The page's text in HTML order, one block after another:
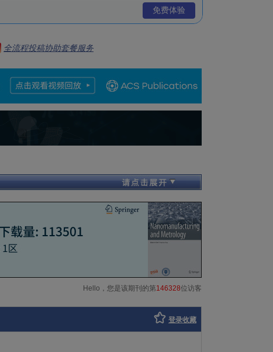
免费体验
全流程投稿协助套餐服务
Hello，您是该期刊的第146328位访客
登录收藏